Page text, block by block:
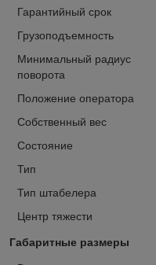
Гарантийный срок
Грузоподъемность
Минимальный радиус
поворота
Положение оператора
Собственный вес
Состояние
Тип
Тип штабелера
Центр тяжести
Габаритные размеры